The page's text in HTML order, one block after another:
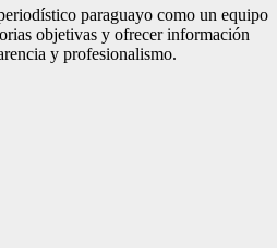
paraguayo como un equipo
objetivas y ofrecer información
y profesionalismo.